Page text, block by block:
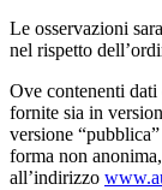
Le osservazioni
nel rispetto
Ove contenenti
fornite sia in
versione
forma non
all’indirizzo